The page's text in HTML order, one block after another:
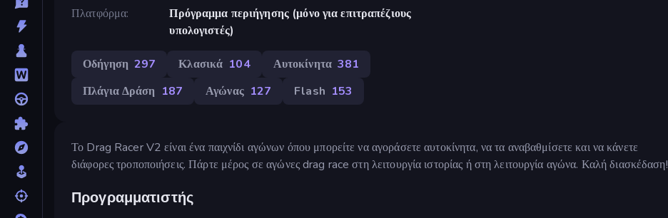
Πλατφόρμα
Πρόγραμμα περιήγησης (μόνο για επιτραπέζιους
υπολογιστές)
Οδήγηση 297 Κλασικά 104 Αυτοκίνητα 381
Πλάγια Δράση 187 Αγώνας 127 Flash 153
Το Drag Racer V2 είναι ένα παιχνίδι αγώνων όπου μπορείτε να αγοράσετε αυτοκίνητα, να τα αναβαθμίσετε και να κάνετε
διάφορες τροποποιήσεις. Πάρτε μέρος σε αγώνες drag race στη λειτουργία ιστορίας ή στη λειτουργία αγώνα. Καλή διασκέδαση!
Προγραμματιστής